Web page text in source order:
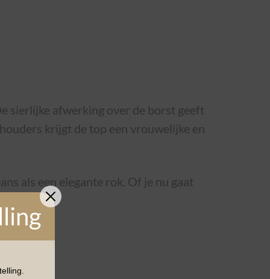
sierlijke afwerking over de borst geeft
krijgt de top een vrouwelijke en
als een elegante rok. Of je nu gaat